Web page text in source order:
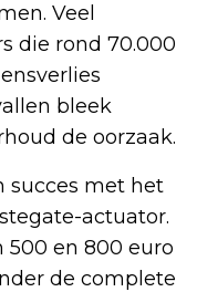
Veel
die rond 70.000
bleek
de oorzaak.
succes met het
actuator.
500 en 800 euro
de complete